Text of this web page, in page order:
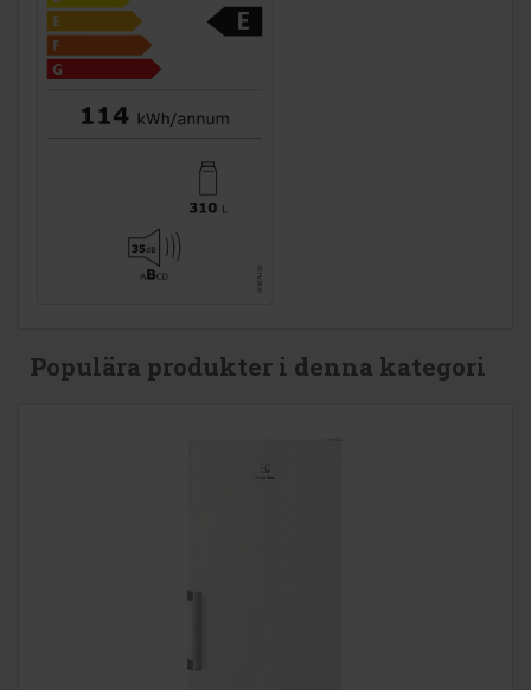
Populära produkter i denna kategori